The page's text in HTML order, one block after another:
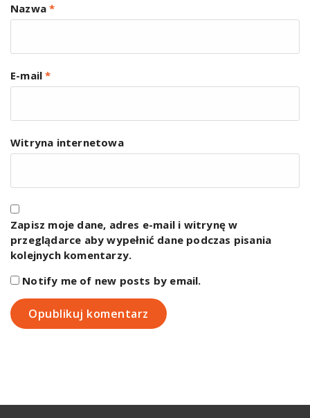
Nazwa*
E-mail*
Witryna internetowa
Zapisz moje dane, adres e-mail i witrynę w
przeglądarce aby wypełnić dane podczas pisania
kolejnych komentarzy.
Notify me of new posts by email.